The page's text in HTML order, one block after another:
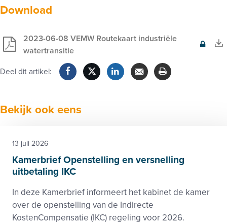
Download
2023-06-08 VEMW Routekaart industriële
watertransitie
Exclusief
leden
Deel dit artikel:
Bekijk ook eens
Kamerbrief Openstelling en versnelling
uitbetaling IKC
In deze Kamerbrief informeert het kabinet de kamer
over de openstelling van de Indirecte
KostenCompensatie (IKC) regeling voor 2026.
13 juli 2026